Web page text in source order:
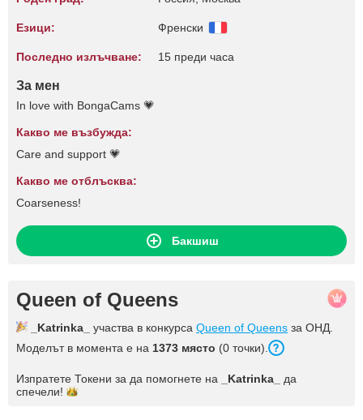
Езици: Френски
Последно излъчване: 15 преди часа
За мен
In love with BongaCams 💗
Какво ме възбужда:
Care and support 💗
Какво ме отблъсква:
Coarseness!
Бакшиш
Queen of Queens
_Katrinka_ участва в конкурса Queen of Queens за ОНД.
Моделът в момента е на 1373 място (0 точки).
Изпратете Токени за да помогнете на _Katrinka_
да
спечели!